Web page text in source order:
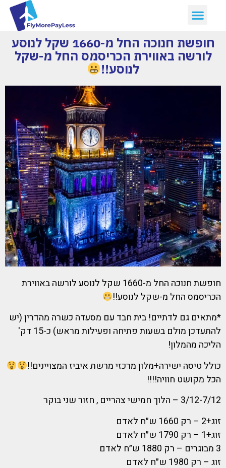
חופשת חנוכה החל מ-1660 שקל לנוסע
לורשה באווירת הכריסמס החל מ-שקל
לנוסע!!
חופשת חנוכה החל מ-1660 שקל לנוסע לורשה באווירת
הכריסמס החל מ-שקל לנוסע!!
*מתאים גם לדתיים! בית חבד עם מסעדה כשרה מהדרין (יש
להתעדכן מולם בשעות פתיחה ופעילות מראש) כ-15 דק'
הליכה מהמלון!
כולל טיסה ישירה+מלון מרכזי מרשת איביז המצויינים!!
הכל מקושט חוויה!!!!
3/12-7/12 – הלוך חמישי צהריים , חזור שני בוקר
זוג+2 – רק 1660 ש״ח לאדם
זוג+1 – רק 1790 ש״ח לאדם
3 מבוגרים – רק 1880 ש״ח לאדם
זוג – רק 1980 ש״ח לאדם